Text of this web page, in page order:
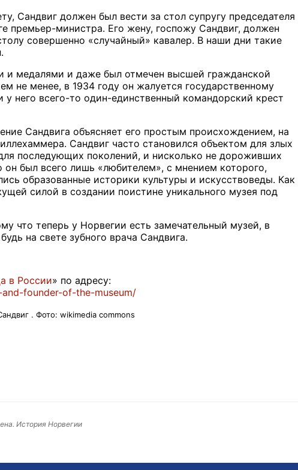
Сандвиг должен был вести за стол супругу председателя
премьер-министра. Его жену, госпожу Сандвиг, должен
совершенно «случайный» кавалер. В наши дни такие
и медалями и даже был отмечен высшей гражданской
не менее, в 1934 году он жалуется государственному
у него всего-то один-единственный командорский крест
Сандвига объясняет его простым происхождением, на
Сандвиг часто становился объектом для злых
последующих поколений, и нисколько не дороживших
он был всего лишь «любителем», с мнением которого,
образованные историки культуры и искусствоведы. Как
силой в создании поистине уникального музея под
что теперь у Норвегии есть замечательный музей, в
на свете зубного врача Сандвига.
в России» по адресу:
founder-of-the-museum/
. Фото: wikimedia commons
История Норвегии